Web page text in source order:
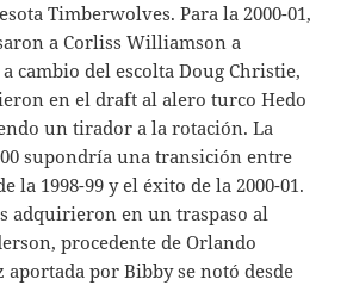
Timberwolves. Para la 2000-01,
a Corliss Williamson a
cambio del escolta Doug Christie,
en el draft al alero turco Hedo
un tirador a la rotación. La
supondría una transición entre
la 1998-99 y el éxito de la 2000-01.
adquirieron en un traspaso al
procedente de Orlando
aportada por Bibby se notó desde